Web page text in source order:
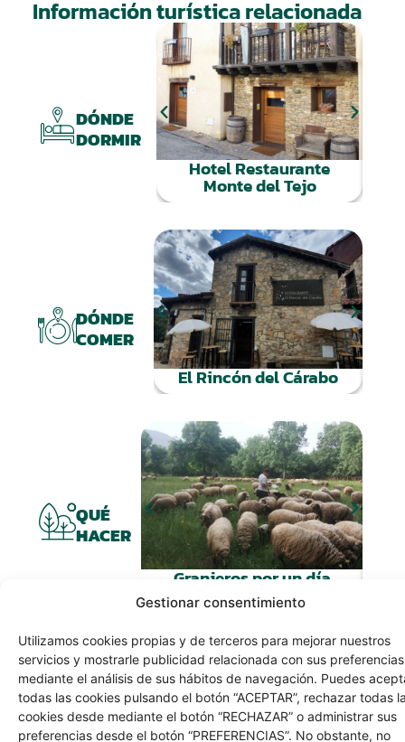
Gestionar consentimiento
Utilizamos cookies propias y de terceros para mejorar nuestros
servicios y mostrarle publicidad relacionada con sus preferencias
mediante el análisis de sus hábitos de navegación. Puedes
todas las cookies pulsando el botón “ACEPTAR”, rechazar todas
cookies desde mediante el botón “RECHAZAR” o administrar sus
preferencias desde el botón “PREFERENCIAS”. No obstante, no
DÓNDE
DORMIR
Hotel Restaurante
Monte del Tejo
DÓNDE
COMER
El Rincón del Cárabo
QUÉ
HACER
Granjeros por un día
NATURALEZA